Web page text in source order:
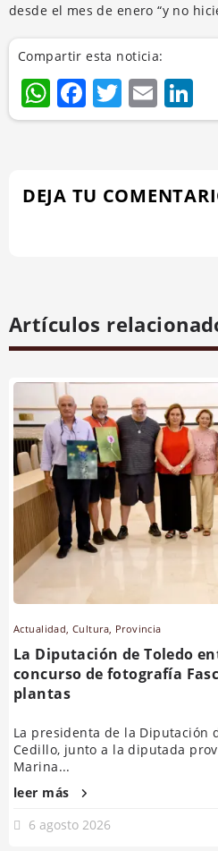
desde el mes de enero “y no
Compartir esta noticia:
WhatsApp
Facebook
Twitter
Email
DEJA TU
Artículos
Actualidad,Cultura, Provincia
La Diputación de Toledo
concurso de fotografía
plantas
La presidenta de la Diputación
Cedillo, junto a la diputada
Marina...
leer más
6 agosto 2026